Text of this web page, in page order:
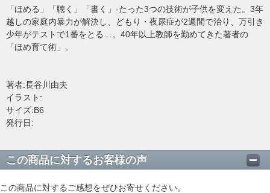
「ほめる」「聴く」「書く」-たった3つの技術が子供を変えた。3年
越しの家庭内暴力が解決し、どもり・夜尿症が2週間で治り、万引き
少年がテストで1番をとる…。40年以上教師を勤めてきた著者の
「ほめ育て術」。
著者:長谷川由夫
イラスト:
サイズ:B6
発行日:
この商品に対するお客様の声
この商品に対するご感想をぜひお寄せください。